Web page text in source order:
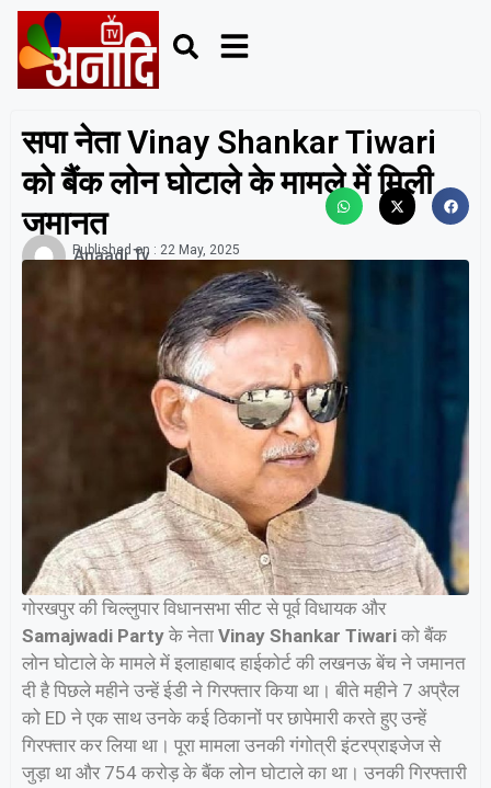
सपा नेता Vinay Shankar Tiwari
को बैंक लोन घोटाले के मामले में मिली
जमानत
Anaadi Tv
Published on : 22 May, 2025
गोरखपुर की चिल्लुपार विधानसभा सीट से पूर्व विधायक और
Samajwadi Party के नेता Vinay Shankar Tiwari को बैंक
लोन घोटाले के मामले में इलाहाबाद हाईकोर्ट की लखनऊ बेंच ने जमानत
दी है पिछले महीने उन्हें ईडी ने गिरफ्तार किया था। बीते महीने 7 अप्रैल
को ED ने एक साथ उनके कई ठिकानों पर छापेमारी करते हुए उन्हें
गिरफ्तार कर लिया था। पूरा मामला उनकी गंगोत्री इंटरप्राइजेज से
जुड़ा था और 754 करोड़ के बैंक लोन घोटाले का था। उनकी गिरफ्तारी